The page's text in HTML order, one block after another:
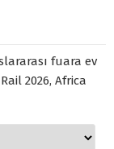
fuara ev
2026, Africa